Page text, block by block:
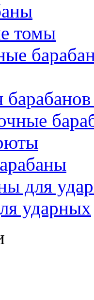
томы
для
ударных